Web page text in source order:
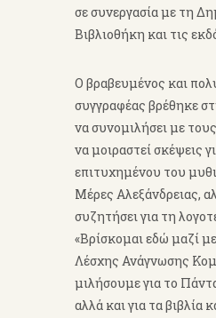
σε συνεργασία με τη
Βιβλιοθήκη και τις
Ο βραβευμένος και
συγγραφέας βρέθηκε
να συνομιλήσει με
να μοιραστεί σκέψεις
επιτυχημένου του
Μέρες Αλεξάνδρειας,
συζητήσει για τη
«Βρίσκομαι εδώ μαζί
Λέσχης Ανάγνωσης
μιλήσουμε για το
αλλά και για τα βιβλία